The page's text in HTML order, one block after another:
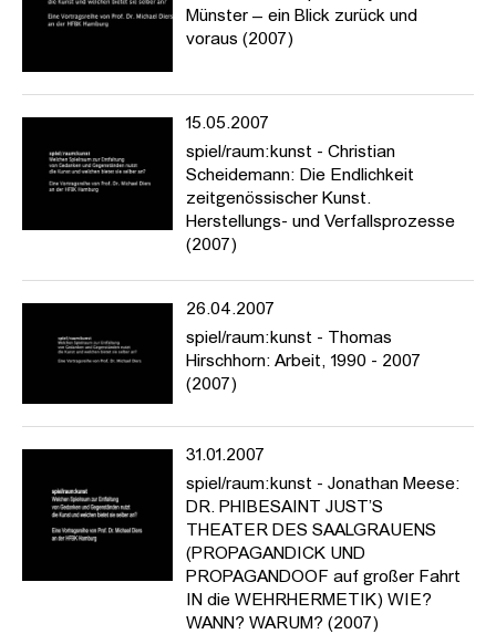
Münster – ein Blick zurück und
voraus (2007)
15.05.2007
spiel/raum:kunst - Christian
Scheidemann: Die Endlichkeit
zeitgenössischer Kunst.
Herstellungs- und Verfallsprozesse
(2007)
26.04.2007
spiel/raum:kunst - Thomas
Hirschhorn: Arbeit, 1990 - 2007
(2007)
31.01.2007
spiel/raum:kunst - Jonathan Meese:
DR. PHIBESAINT JUST’S
THEATER DES SAALGRAUENS
(PROPAGANDICK UND
PROPAGANDOOF auf großer Fahrt
IN die WEHRHERMETIK) WIE?
WANN? WARUM? (2007)